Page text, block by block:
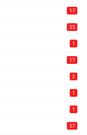
17
35
1
17
3
1
1
57